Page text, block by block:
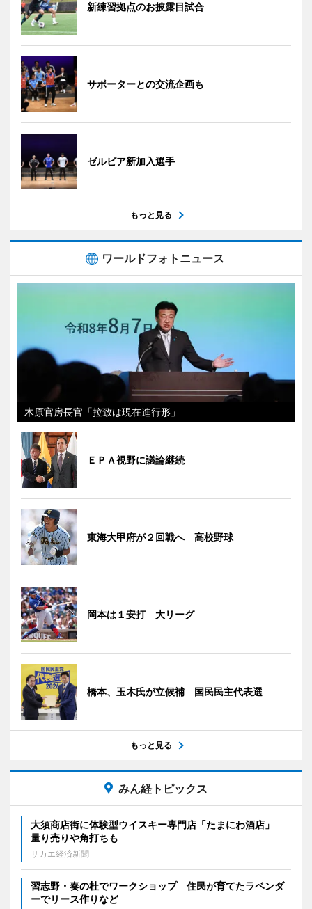
新練習拠点のお披露目試合
サポーターとの交流企画も
ゼルビア新加入選手
もっと見る
ワールドフォトニュース
木原官房長官「拉致は現在進行形」
ＥＰＡ視野に議論継続
東海大甲府が２回戦へ 高校野球
岡本は１安打 大リーグ
橋本、玉木氏が立候補 国民民主代表選
もっと見る
みん経トピックス
大須商店街に体験型ウイスキー専門店「たまにわ酒店」
量り売りや角打ちも
サカエ経済新聞
習志野・奏の杜でワークショップ 住民が育てたラベンダ
ーでリース作りなど